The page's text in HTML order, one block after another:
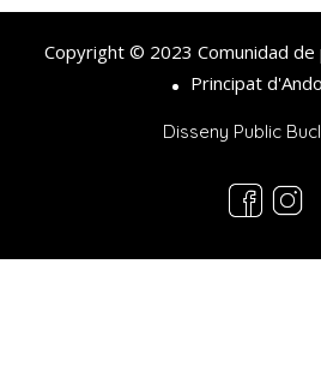
Copyright © 2023 Comunidad
Principat
Disseny Public